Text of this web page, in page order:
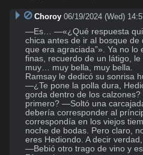
Choroy 06/19/2024 (Wed)
—Es… —«¿Qué respuesta
chica antes de ir al bosque de
que era agraciada”». Ya no
finas, recuerdo de un látigo,
muy… muy bella, muy bella.
Ramsay le dedicó su sonrisa
—¿Te pone la polla dura,
gorda dentro de los
primero? —Soltó una
debería corresponder al
correspondía en los viejos
noche de bodas. Pero claro,
eres Hediondo. A decir
—Bebió otro trago de vino y